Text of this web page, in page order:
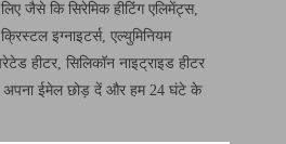
जैसे कि सिरेमिक हीटिंग एलिमेंट्स,
इग्नाइटर्स, एल्युमिनियम
हीटर, सिलिकॉन नाइट्राइड हीटर
अपना ईमेल छोड़ दें और हम 24 घंटे के